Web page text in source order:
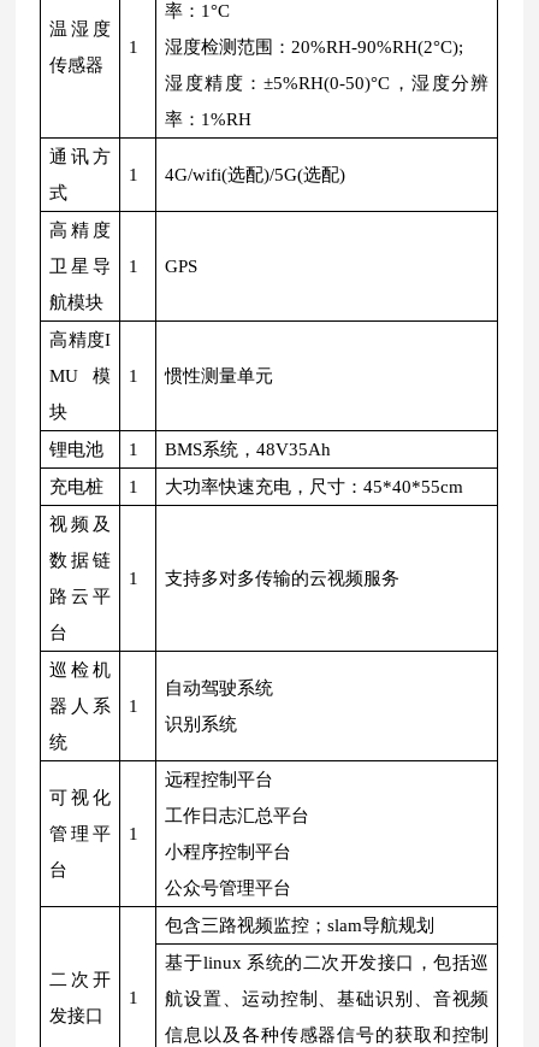
温湿度
传感器
1
率：1°C
湿度检测范围：20%RH-90%RH(2°C);
湿度精度：±5%RH(0-50)°C，湿度分辨
率：1%RH
通讯方
式
1 4G/wifi(选配)/5G(选配)
高精度
卫星导
航模块
1 GPS
高精度I
MU模
块
1 惯性测量单元
锂电池 1
BMS系统，48V35Ah
充电桩
1
大功率快速充电，尺寸：45*40*55cm
视频及
数据链
路云平
台
1 支持多对多传输的云视频服务
巡检机
器人系
统
1
自动驾驶系统
识别系统
可视化
管理平
台
1
远程控制平台
工作日志汇总平台
小程序控制平台
公众号管理平台
二次开
发接口
1
包含三路视频监控；slam导航规划
基于linux 系统的二次开发接口，包括巡
航设置、运动控制、基础识别、音视频
信息以及各种传感器信号的获取和控制